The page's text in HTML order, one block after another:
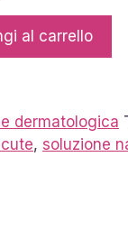
al carrello
dermatologica
, soluzione